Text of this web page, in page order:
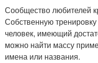
Сообщество любителей
Собственную
человек, имеющий
можно найти массу
имена или названия.